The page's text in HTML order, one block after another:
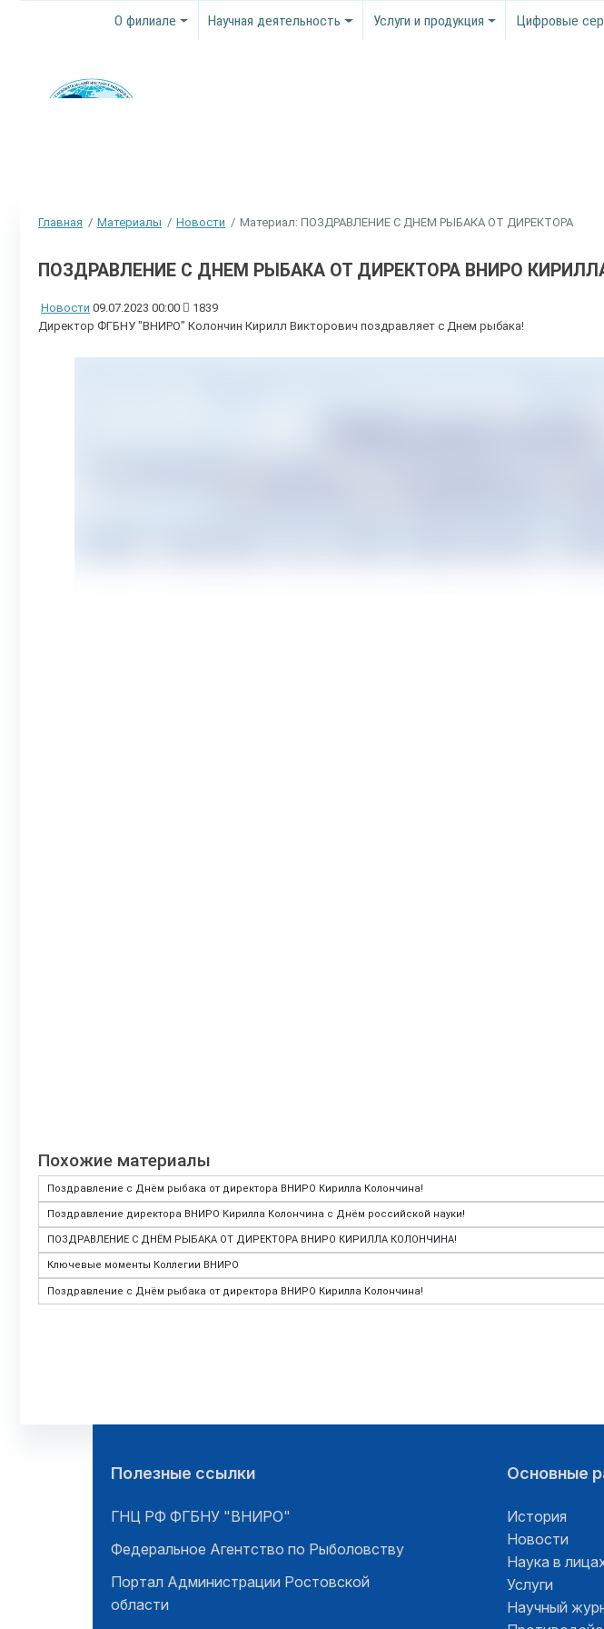
О филиале Научная деятельность Услуги и продукция Цифровые
Главная Материалы Новости Материал: ПОЗДРАВЛЕНИЕ С ДНЕМ РЫБАКА ОТ ДИРЕКТОРА
ПОЗДРАВЛЕНИЕ С ДНЕМ РЫБАКА ОТ ДИРЕКТОРА ВНИРО
Новости 09.07.2023 00:00
1839
Директор ФГБНУ "ВНИРО" Колончин Кирилл Викторович поздравляет с Днем рыбака!
Похожие материалы
Поздравление с Днём рыбака от директора ВНИРО Кирилла Колончина!
Поздравление директора ВНИРО Кирилла Колончина с Днём российской науки!
ПОЗДРАВЛЕНИЕ С ДНЁМ РЫБАКА ОТ ДИРЕКТОРА ВНИРО КИРИЛЛА КОЛОНЧИНА!
Ключевые моменты Коллегии ВНИРО
Поздравление с Днём рыбака от директора ВНИРО Кирилла Колончина!
Полезные ссылки
ГНЦ РФ ФГБНУ "ВНИРО"
Федеральное Агентство по Рыболовству
Портал Администрации Ростовской
области
Основные
История
Новости
Наука в
Услуги
Научный